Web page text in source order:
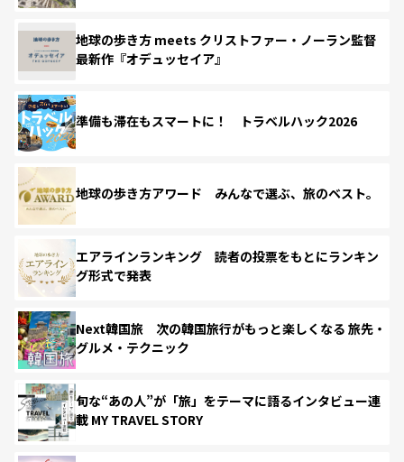
地球の歩き方 meets クリストファー・ノーラン監督
最新作『オデュッセイア』
準備も滞在もスマートに！ トラベルハック2026
地球の歩き方アワード みんなで選ぶ、旅のベスト。
エアラインランキング 読者の投票をもとにランキン
グ形式で発表
Next韓国旅 次の韓国旅行がもっと楽しくなる 旅先・
グルメ・テクニック
旬な“あの人”が「旅」をテーマに語るインタビュー連
載 MY TRAVEL STORY